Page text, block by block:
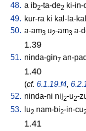
48. a ib2-ta-de2 ki-in-
49. kur-ra ki kal-la-
50. a-am3 u2-am3 a-
1.39
51. ninda-gin7 an-pad
1.40
(cf. 6.1.19.f4,
52. ninda-ni nij2-u2-
53.
lu2 nam-bi2-in-cu
1.41